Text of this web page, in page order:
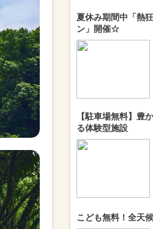
夏休み期間中「熱
ン」開催☆
【駐車場無料】豊
る体験型施設
こども無料！全天